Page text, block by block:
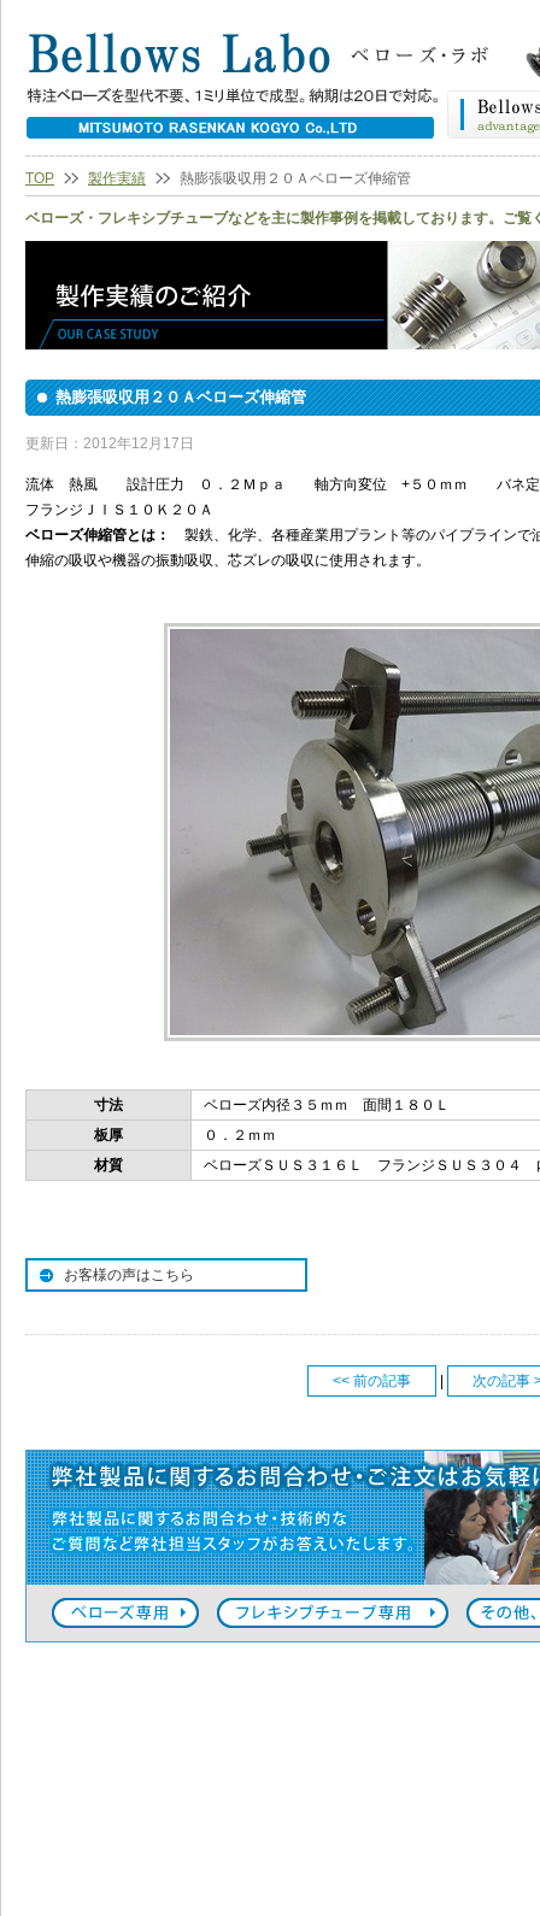
TOP 製作実績 熱膨張吸収用２０Ａベローズ伸縮管
ベローズ・フレキシブチューブなどを主に製作事例を掲載しております。ご覧
熱膨張吸収用２０Ａベローズ伸縮管
更新日：2012年12月17日
流体 熱風 設計圧力 ０．２Ｍｐａ 軸方向変位 +５０ｍｍ バネ定
フランジＪＩＳ１０Ｋ２０Ａ
ベローズ伸縮管とは：
製鉄、化学、各種産業用プラント等のパイプラインで
伸縮の吸収や機器の振動吸収、芯ズレの吸収に使用されます。
寸法
ベローズ内径３５ｍｍ 面間１８０Ｌ
板厚
０．２ｍｍ
材質
ベローズＳＵＳ３１６Ｌ フランジＳＵＳ３０４
お客様の声はこちら
<< 前の記事 次の記事